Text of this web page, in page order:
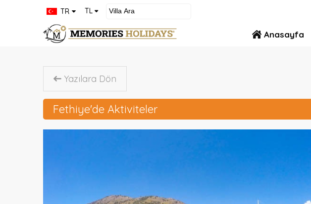
Apartlar
Bungolow
TR TL
Anasayfa
Yazılara Dön
Fethiye'de Aktiviteler